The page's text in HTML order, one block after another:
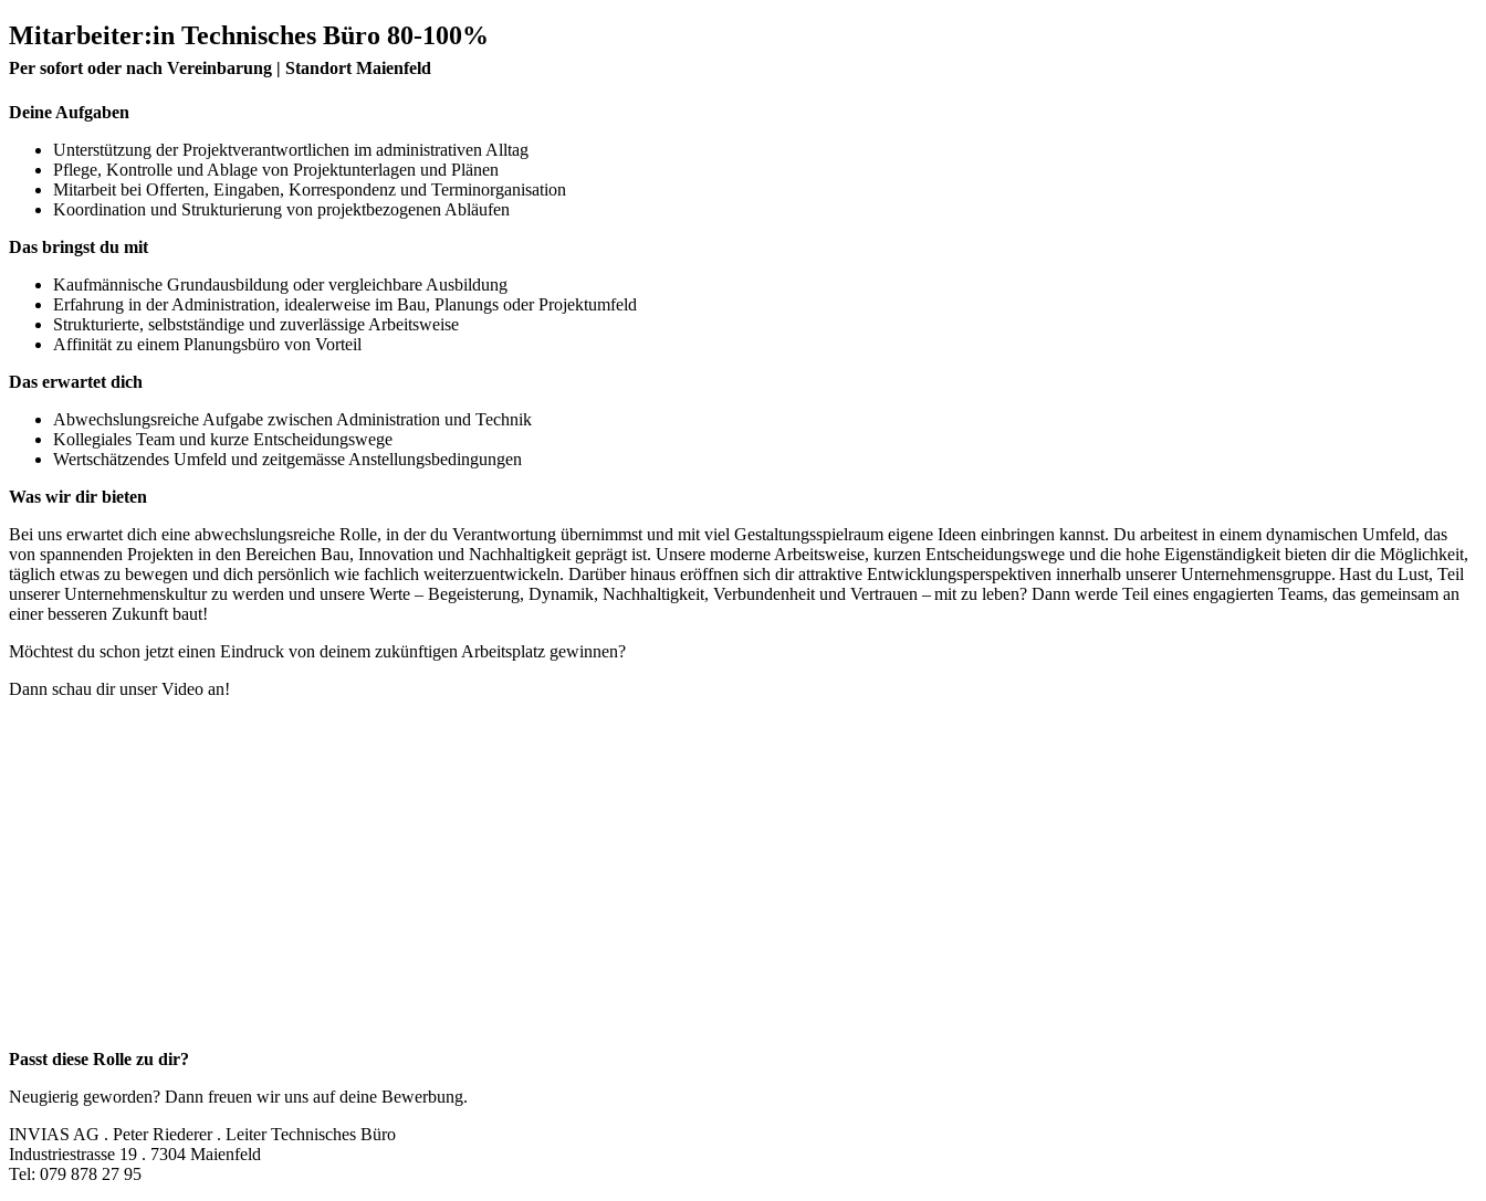
Mitarbeiter:in Technisches Büro 80-100%
Per sofort oder nach Vereinbarung | Standort Maienfeld
Deine Aufgaben
Unterstützung der Projektverantwortlichen im administrativen Alltag
Pflege, Kontrolle und Ablage von Projektunterlagen und Plänen
Mitarbeit bei Offerten, Eingaben, Korrespondenz und Terminorganisation
Koordination und Strukturierung von projektbezogenen Abläufen
Das bringst du mit
Kaufmännische Grundausbildung oder vergleichbare Ausbildung
Erfahrung in der Administration, idealerweise im Bau, Planungs oder Projektumfeld
Strukturierte, selbstständige und zuverlässige Arbeitsweise
Affinität zu einem Planungsbüro von Vorteil
Das erwartet dich
Abwechslungsreiche Aufgabe zwischen Administration und Technik
Kollegiales Team und kurze Entscheidungswege
Wertschätzendes Umfeld und zeitgemässe Anstellungsbedingungen
Was wir dir bieten
Bei uns erwartet dich eine abwechslungsreiche Rolle, in der du Verantwortung übernimmst und mit viel Gestaltungsspielraum eigene Ideen einbringen kannst. Du arbeitest in einem dynamischen Umfeld, das
von spannenden Projekten in den Bereichen Bau, Innovation und Nachhaltigkeit geprägt ist. Unsere moderne Arbeitsweise, kurzen Entscheidungswege und die hohe Eigenständigkeit bieten dir die Möglichkeit,
täglich etwas zu bewegen und dich persönlich wie fachlich weiterzuentwickeln. Darüber hinaus eröffnen sich dir attraktive Entwicklungsperspektiven innerhalb unserer Unternehmensgruppe. Hast du Lust, Teil
unserer Unternehmenskultur zu werden und unsere Werte – Begeisterung, Dynamik, Nachhaltigkeit, Verbundenheit und Vertrauen –mit zu leben? Dann werde Teil eines engagierten Teams, das gemeinsam an
einer besseren Zukunft baut!
Möchtest du schon jetzt einen Eindruck von deinem zukünftigen Arbeitsplatz gewinnen?
Dann schau dir unser Video an!
Passt diese Rolle zu dir?
Neugierig geworden? Dann freuen wir uns auf deine Bewerbung.
INVIAS AG . Peter Riederer . Leiter Technisches Büro
Industriestrasse 19 . 7304 Maienfeld
Tel: 079 878 27 95